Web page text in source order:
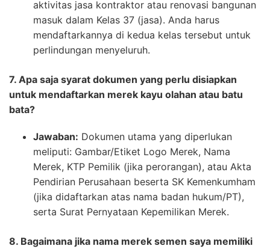
aktivitas jasa kontraktor atau renovasi bangunan
masuk dalam Kelas 37 (jasa). Anda harus
mendaftarkannya di kedua kelas tersebut untuk
perlindungan menyeluruh.
7. Apa saja syarat dokumen yang perlu disiapkan
untuk mendaftarkan merek kayu olahan atau batu
bata?
Jawaban: Dokumen utama yang diperlukan
meliputi: Gambar/Etiket Logo Merek, Nama
Merek, KTP Pemilik (jika perorangan), atau Akta
Pendirian Perusahaan beserta SK Kemenkumham
(jika didaftarkan atas nama badan hukum/PT),
serta Surat Pernyataan Kepemilikan Merek.
8. Bagaimana jika nama merek semen saya memiliki